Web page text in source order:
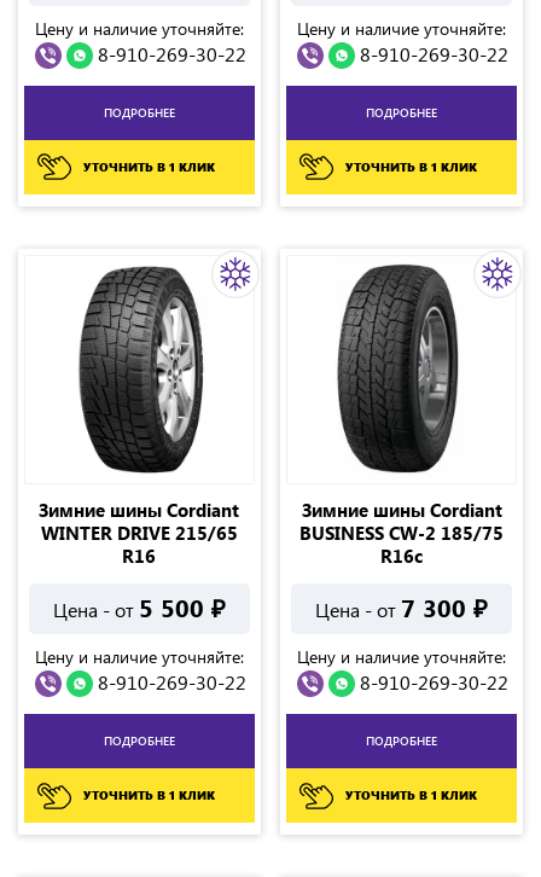
Цену и наличие уточняйте:
8-910-269-30-22
ПОДРОБНЕЕ
УТОЧНИТЬ В 1 КЛИК
Цену и наличие уточняйте:
8-910-269-30-22
ПОДРОБНЕЕ
УТОЧНИТЬ В 1 КЛИК
Зимние шины Cordiant
WINTER DRIVE 215/65
R16
Цена - от 5 500 ₽
Цену и наличие уточняйте:
8-910-269-30-22
ПОДРОБНЕЕ
УТОЧНИТЬ В 1 КЛИК
Зимние шины Cordiant
BUSINESS CW-2 185/75
R16с
Цена - от 7 300 ₽
Цену и наличие уточняйте:
8-910-269-30-22
ПОДРОБНЕЕ
УТОЧНИТЬ В 1 КЛИК